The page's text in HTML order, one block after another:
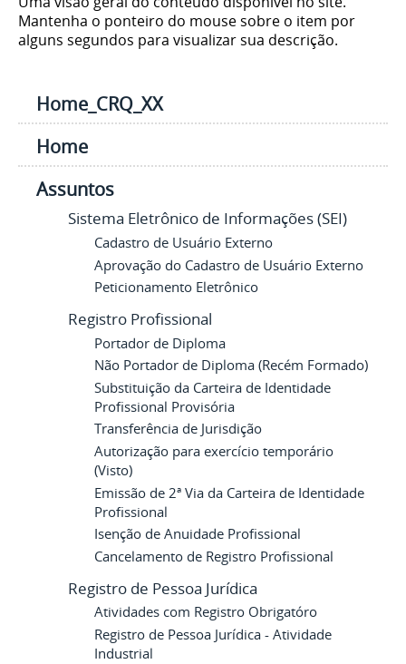
Mantenha o ponteiro do mouse sobre o item por
alguns segundos para visualizar sua descrição.
Home_CRQ_XX
Home
Assuntos
Sistema Eletrônico de Informações (SEI)
Cadastro de Usuário Externo
Aprovação do Cadastro de Usuário Externo
Peticionamento Eletrônico
Registro Profissional
Portador de Diploma
Não Portador de Diploma (Recém Formado)
Substituição da Carteira de Identidade
Profissional Provisória
Transferência de Jurisdição
Autorização para exercício temporário
(Visto)
Emissão de 2ª Via da Carteira de Identidade
Profissional
Isenção de Anuidade Profissional
Cancelamento de Registro Profissional
Registro de Pessoa Jurídica
Atividades com Registro Obrigatóro
Registro de Pessoa Jurídica - Atividade
Industrial